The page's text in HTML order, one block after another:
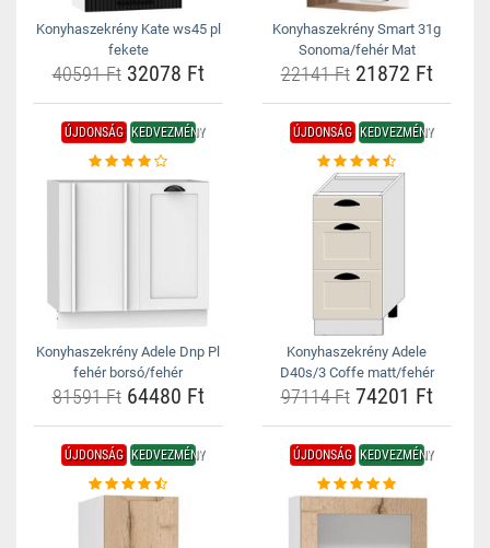
Konyhaszekrény Kate ws45 pl
fekete
40591 Ft32078 Ft
Konyhaszekrény Smart 31g
Sonoma/fehér Mat
22141 Ft21872 Ft
ÚJDONSÁG KEDVEZMÉNY
Konyhaszekrény Adele Dnp Pl
fehér borsó/fehér
81591 Ft64480 Ft
ÚJDONSÁG KEDVEZMÉNY
Konyhaszekrény Adele
D40s/3 Coffe matt/fehér
97114 Ft74201 Ft
ÚJDONSÁG KEDVEZMÉNY ÚJDONSÁG KEDVEZMÉNY